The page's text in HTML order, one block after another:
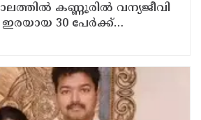
കണ്ണൂരിൽ വന്യജീവി
30 പേർക്ക്